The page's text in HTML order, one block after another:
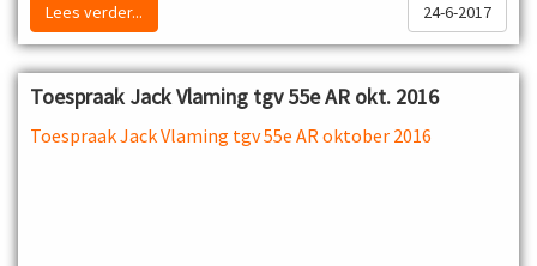
Lees verder... 24-6-2017
Toespraak Jack Vlaming tgv 55e AR okt. 2016
Toespraak Jack Vlaming tgv 55e AR oktober 2016